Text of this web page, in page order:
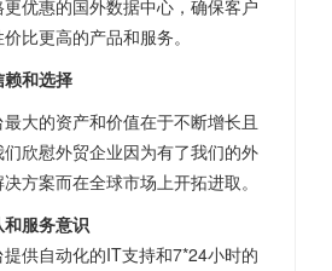
优惠的国外数据中心，确保客户
比更高的产品和服务。
和选择
大的资产和价值在于不断增长且
欣慰外贸企业因为有了我们的外
方案而在全球市场上开拓进取。
服务意识
供自动化的IT支持和7*24小时的